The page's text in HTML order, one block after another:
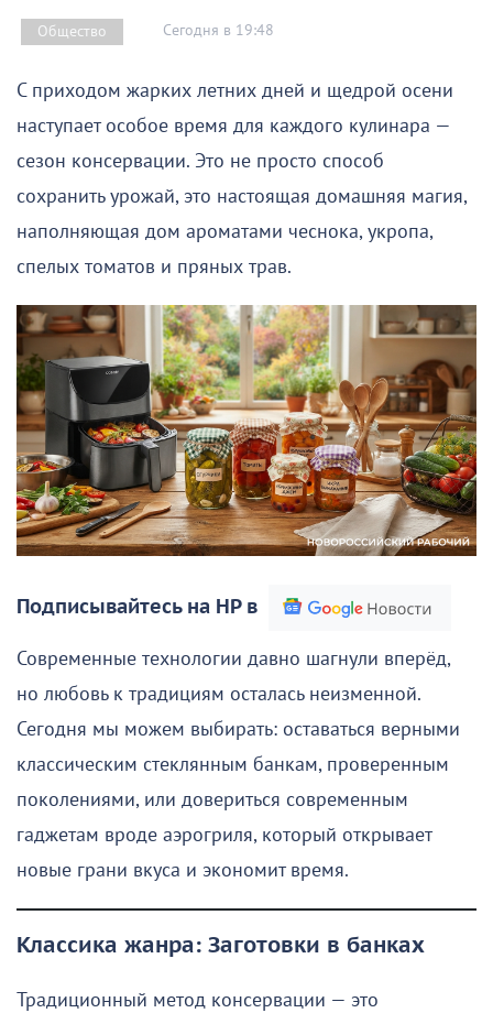
Общество Сегодня в 19:48
С приходом жарких летних дней и щедрой осени
наступает особое время для каждого кулинара —
сезон консервации. Это не просто способ
сохранить урожай, это настоящая домашняя магия,
наполняющая дом ароматами чеснока, укропа,
спелых томатов и пряных трав.
Подписывайтесь на НР в
Современные технологии давно шагнули вперёд,
но любовь к традициям осталась неизменной.
Сегодня мы можем выбирать: оставаться верными
классическим стеклянным банкам, проверенным
поколениями, или довериться современным
гаджетам вроде аэрогриля, который открывает
новые грани вкуса и экономит время.
Классика жанра: Заготовки в банках
Традиционный метод консервации — это